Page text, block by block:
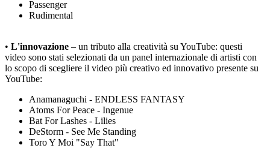
Passenger
Rudimental
• L'innovazione – un tributo alla creatività su YouTube: questi
video sono stati selezionati da un panel internazionale di artisti con
lo scopo di scegliere il video più creativo ed innovativo presente su
YouTube:
Anamanaguchi - ENDLESS FANTASY
Atoms For Peace - Ingenue
Bat For Lashes - Lilies
DeStorm - See Me Standing
Toro Y Moi "Say That"